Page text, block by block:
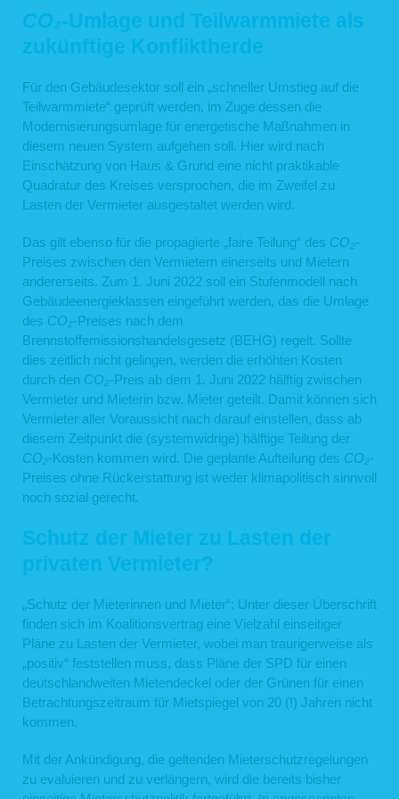
CO₂-Umlage und Teilwarmmiete als
zukünftige Konfliktherde
Für den Gebäudesektor soll ein „schneller Umstieg auf die
Teilwarmmiete“ geprüft werden, im Zuge dessen die
Modernisierungsumlage für energetische Maßnahmen in
diesem neuen System aufgehen soll. Hier wird nach
Einschätzung von Haus & Grund eine nicht praktikable
Quadratur des Kreises versprochen, die im Zweifel zu
Lasten der Vermieter ausgestaltet werden wird.
Das gilt ebenso für die propagierte „faire Teilung“ des CO₂ -
Preises zwischen den Vermietern einerseits und Mietern
andererseits. Zum 1. Juni 2022 soll ein Stufenmodell nach
Gebäudeenergieklassen eingeführt werden, das die Umlage
des CO₂ -Preises nach dem
Brennstoffemissionshandelsgesetz (BEHG) regelt. Sollte
dies zeitlich nicht gelingen, werden die erhöhten Kosten
durch den CO₂ -Preis ab dem 1. Juni 2022 hälftig zwischen
Vermieter und Mieterin bzw. Mieter geteilt. Damit können sich
Vermieter aller Voraussicht nach darauf einstellen, dass ab
diesem Zeitpunkt die (systemwidrige) hälftige Teilung der
CO₂ -Kosten kommen wird. Die geplante Aufteilung des CO₂ -
Preises ohne Rückerstattung ist weder klimapolitisch sinnvoll
noch sozial gerecht.
Schutz der Mieter zu Lasten der
privaten Vermieter?
„Schutz der Mieterinnen und Mieter“: Unter dieser Überschrift
finden sich im Koalitionsvertrag eine Vielzahl einseitiger
Pläne zu Lasten der Vermieter, wobei man traurigerweise als
„positiv“ feststellen muss, dass Pläne der SPD für einen
deutschlandweiten Mietendeckel oder der Grünen für einen
Betrachtungszeitraum für Mietspiegel von 20 (!) Jahren nicht
kommen.
Mit der Ankündigung, die geltenden Mieterschutzregelungen
zu evaluieren und zu verlängern, wird die bereits bisher